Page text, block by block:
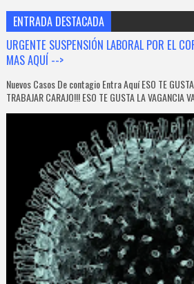
ENTRADA DESTACADA
URGENTE SUSPENSIÓN LABORAL POR EL
MAS AQUÍ -->
Nuevos Casos De contagio Entra Aquí ESO TE GUSTA
TRABAJAR CARAJO!!! ESO TE GUSTA LA VAGANCIA